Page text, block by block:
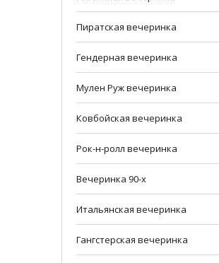
Пирaтская вечеринка
Гендерная вечеринка
Мулен Руж вечеринка
Ковбойская вечеринка
Рок-н-ролл вечеринка
Вечеринка 90-х
Итальянская вечеринка
Гангстерская вечеринка